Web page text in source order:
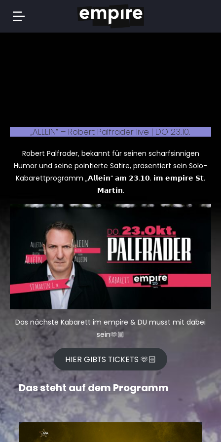
„ALLEIN“ – Robert Palfrader live | DO 23.10.
Robert Palfrader, bekannt für seinen scharfsinnigen
Humor und seine pointierte Satire, präsentiert sein Solo-
Kabarettprogramm „𝗔𝗹𝗹𝗲𝗶𝗻“ 𝗮𝗺 𝟮𝟯.𝟭𝟬. 𝗶𝗺 𝗲𝗺𝗽𝗶𝗿𝗲 𝗦𝘁.
𝗠𝗮𝗿𝘁𝗶𝗻.
Das nächste Kabarett im empire & DU musst mit dabei
sein🫶🏼
HIER GIBTS TICKETS 🫶🏻
Das steht auf dem Programm